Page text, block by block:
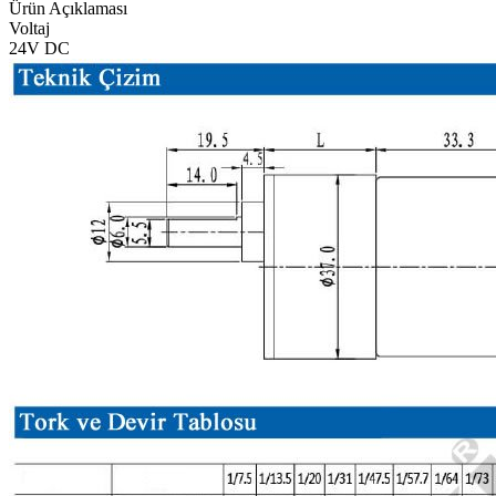
Ürün Açıklaması
Voltaj
24V DC